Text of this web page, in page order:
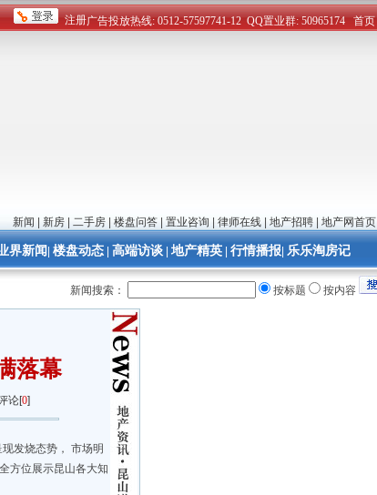
界新闻 楼盘动态| 高端访谈| 地产精英| 行情播报| 乐乐淘房记
新闻 新房 二手房 楼盘问答 置业咨询 律师在线 地产招聘 地产网首页
新闻搜索： 按标题 按内容
落幕
论[0]
发烧态势， 市场明
方位展示昆山各大知